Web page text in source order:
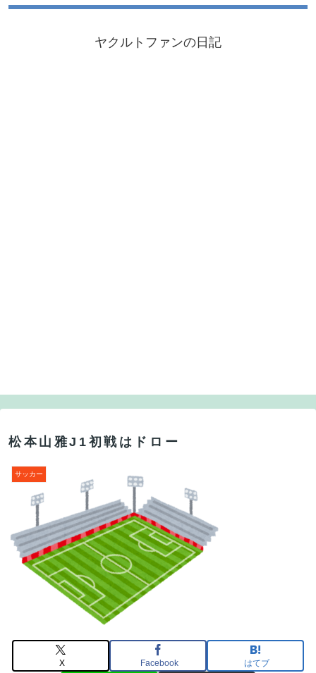
ヤクルトファンの日記
松本山雅J1初戦はドロー
サッカー
X Facebook はてブ